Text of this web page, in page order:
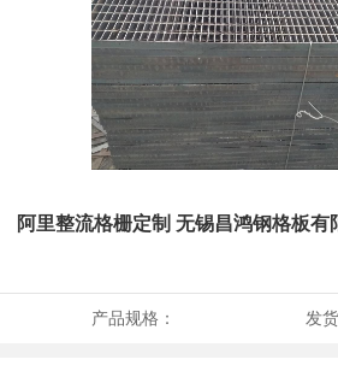
阿里整流格栅定制 无锡昌鸿钢格板有
产品规格： 发